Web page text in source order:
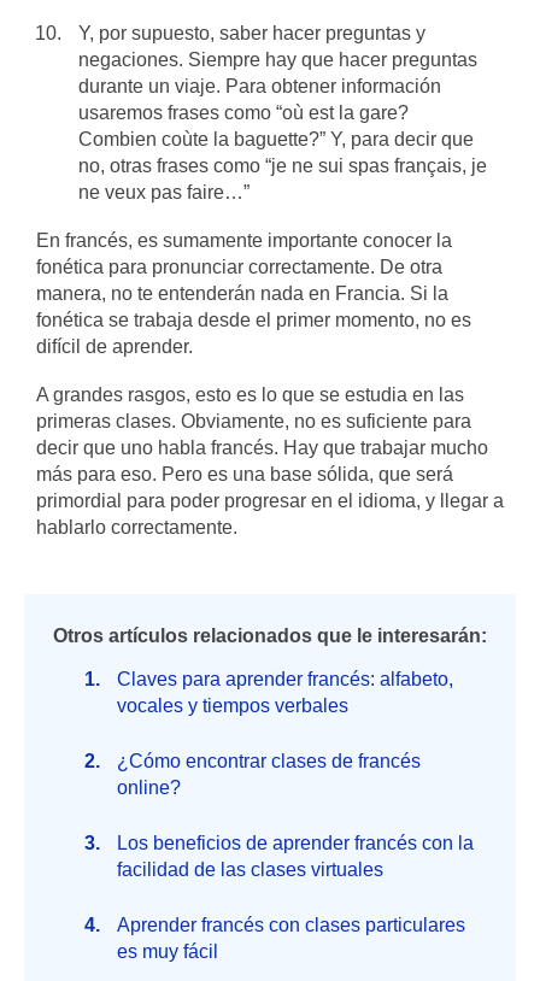
Y, por supuesto, saber hacer preguntas y
negaciones. Siempre hay que hacer preguntas
durante un viaje. Para obtener información
usaremos frases como “où est la gare?
Combien coùte la baguette?” Y, para decir que
no, otras frases como “je ne sui spas français, je
ne veux pas faire…”
En francés, es sumamente importante conocer la
fonética para pronunciar correctamente. De otra
manera, no te entenderán nada en Francia. Si la
fonética se trabaja desde el primer momento, no es
difícil de aprender.
A grandes rasgos, esto es lo que se estudia en las
primeras clases. Obviamente, no es suficiente para
decir que uno habla francés. Hay que trabajar mucho
más para eso. Pero es una base sólida, que será
primordial para poder progresar en el idioma, y llegar a
hablarlo correctamente.
Otros artículos relacionados que le interesarán:
Claves para aprender francés: alfabeto,
vocales y tiempos verbales
¿Cómo encontrar clases de francés
online?
Los beneficios de aprender francés con la
facilidad de las clases virtuales
Aprender francés con clases particulares
es muy fácil